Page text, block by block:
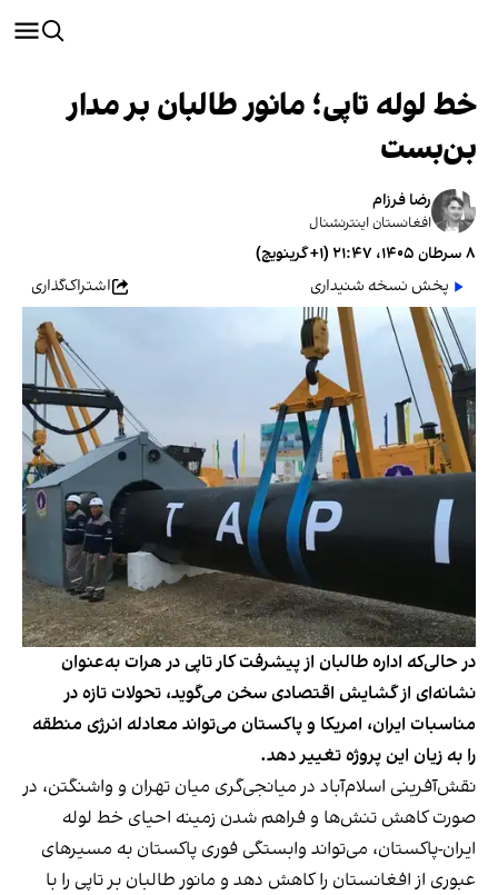
خط لوله تاپی؛ مانور طالبان بر مدار
بن‌بست
رضا فرزام
افغانستان اینترنشنال
۸ سرطان ۱۴۰۵، ۲۱:۴۷ (‎+۱ گرینویچ)
پخش نسخه شنیداری
اشتراک‌گذاری
در حالی‌که اداره طالبان از پیشرفت کار تاپی در هرات به‌عنوان
نشانه‌ای از گشایش اقتصادی سخن می‌گوید، تحولات تازه در
مناسبات ایران، امریکا و پاکستان می‌تواند معادله انرژی منطقه
را به زیان این پروژه تغییر دهد.
نقش‌آفرینی اسلام‌آباد در میانجی‌گری میان تهران و واشنگتن، در
صورت کاهش تنش‌ها و فراهم شدن زمینه احیای خط لوله
ایران-پاکستان، می‌تواند وابستگی فوری پاکستان به مسیرهای
عبوری از افغانستان را کاهش دهد و مانور طالبان بر تاپی را با